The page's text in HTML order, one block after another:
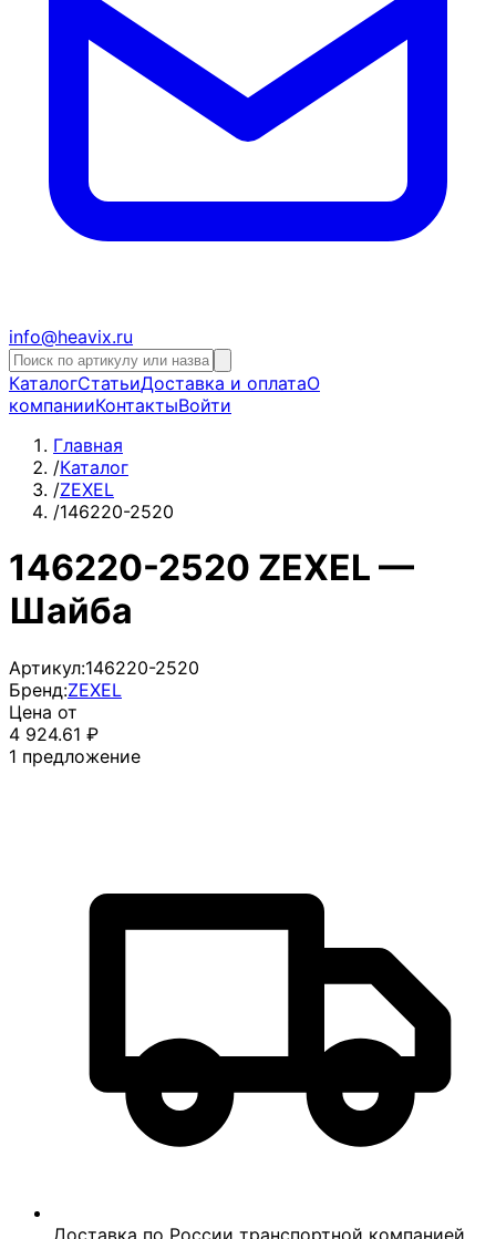
info@heavix.ru
КаталогСтатьиДоставка и оплатаО
компанииКонтактыВойти
Главная
/Каталог
/ZEXEL
/146220-2520
146220-2520 ZEXEL —
Шайба
Артикул:146220-2520
Бренд:ZEXEL
Цена от
4 924.61 ₽
1 предложение
Доставка по России транспортной компанией